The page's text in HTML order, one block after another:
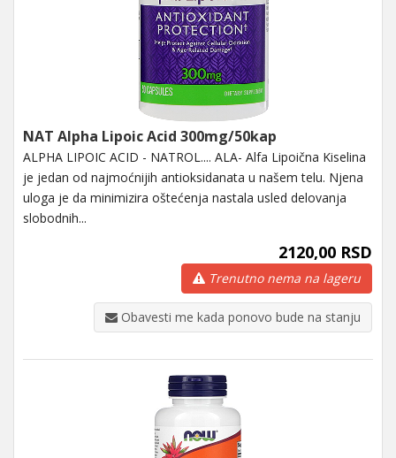
NAT Alpha Lipoic Acid 300mg/50kap
ALPHA LIPOIC ACID - NATROL.... ALA- Alfa Lipoična Kiselina
je jedan od najmoćnijih antioksidanata u našem telu. Njena
uloga je da minimizira oštećenja nastala usled delovanja
slobodnih...
2120,00 RSD
Trenutno nema na lageru
Obavesti me kada ponovo bude na stanju